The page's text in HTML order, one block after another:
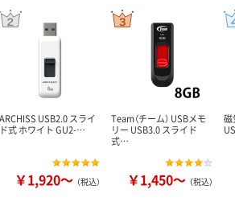
ARCHISS USB2.0 スライ
ド式 ホワイト GU2-…
￥1,920～ （税込）
Team（チーム） USBメモ
リー USB3.0 スライド
式…
￥1,450～ （税込）
磁